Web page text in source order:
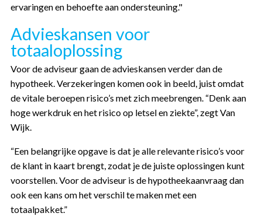
ervaringen en behoefte aan ondersteuning."
Advieskansen voor
totaaloplossing
Voor de adviseur gaan de advieskansen verder dan de
hypotheek. Verzekeringen komen ook in beeld, juist omdat
de vitale beroepen risico’s met zich meebrengen. “Denk aan
hoge werkdruk en het risico op letsel en ziekte”, zegt Van
Wijk.
“Een belangrijke opgave is dat je alle relevante risico’s voor
de klant in kaart brengt, zodat je de juiste oplossingen kunt
voorstellen. Voor de adviseur is de hypotheekaanvraag dan
ook een kans om het verschil te maken met een
totaalpakket.”